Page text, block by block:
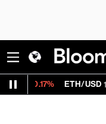
ETH/USD 1,899.688